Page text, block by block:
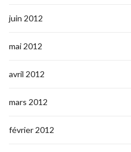
juin 2012
mai 2012
avril 2012
mars 2012
février 2012